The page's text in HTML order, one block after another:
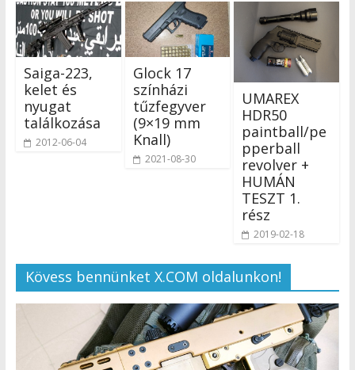
Saiga-223,
kelet és
nyugat
találkozása
2012-06-04
Glock 17
színházi
tűzfegyver
(9×19 mm
Knall)
2021-08-30
UMAREX
HDR50
paintball/pe
pperball
revolver +
HUMÁN
TESZT 1.
rész
2019-02-18
Kövess bennünket X.COM oldalunkon!